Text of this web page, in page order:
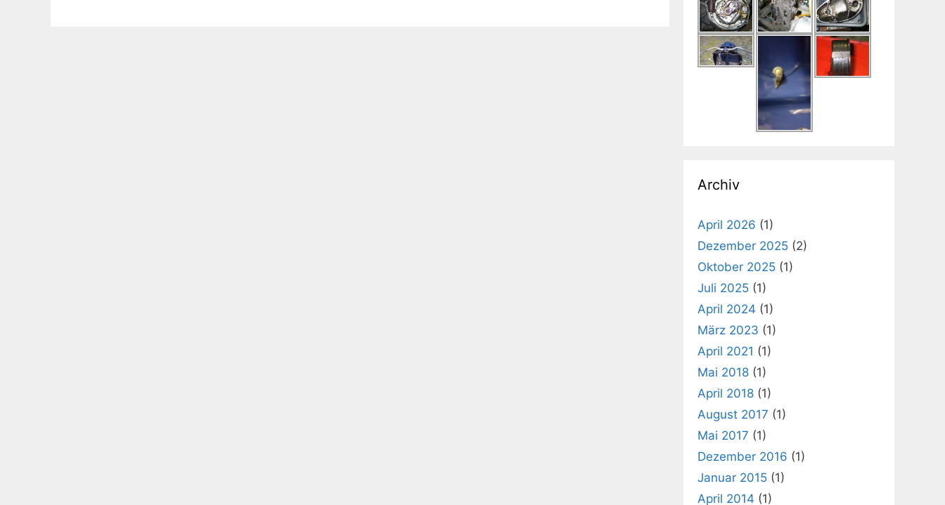
Archiv
April 2026 (1)
Dezember 2025 (2)
Oktober 2025 (1)
Juli 2025 (1)
April 2024 (1)
März 2023 (1)
April 2021 (1)
Mai 2018 (1)
April 2018 (1)
August 2017 (1)
Mai 2017 (1)
Dezember 2016 (1)
Januar 2015 (1)
April 2014 (1)